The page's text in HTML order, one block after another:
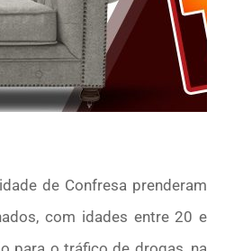
de Confresa prenderam
com idades entre 20 e